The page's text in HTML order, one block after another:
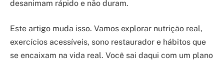
desanimam rápido e não duram.
Este artigo muda isso. Vamos explorar nutrição real,
exercícios acessíveis, sono restaurador e hábitos que
se encaixam na vida real. Você sai daqui com um plano